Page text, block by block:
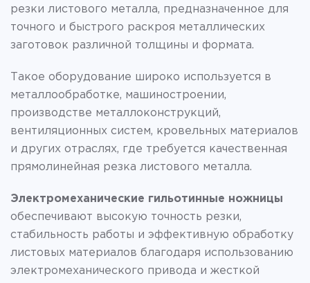
резки листового металла, предназначенное для
точного и быстрого раскроя металлических
заготовок различной толщины и формата.
Такое оборудование широко используется в
металлообработке, машиностроении,
производстве металлоконструкций,
вентиляционных систем, кровельных материалов
и других отраслях, где требуется качественная
прямолинейная резка листового металла.
Электромеханические гильотинные ножницы
обеспечивают высокую точность резки,
стабильность работы и эффективную обработку
листовых материалов благодаря использованию
электромеханического привода и жесткой